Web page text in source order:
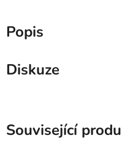
Popis
Diskuze
Související